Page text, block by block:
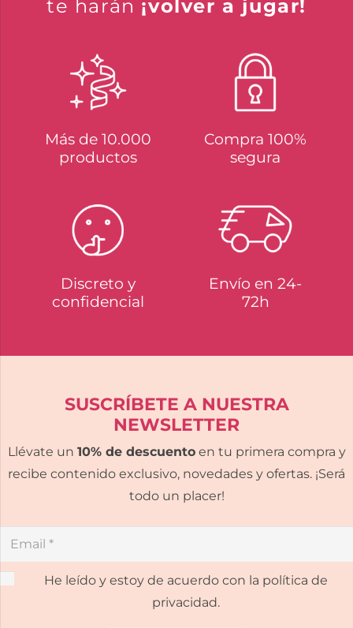
te harán ¡volver a jugar!
Más de 10.000
productos
Compra 100%
segura
Discreto y
confidencial
Envío en 24-
72h
SUSCRÍBETE A NUESTRA
NEWSLETTER
Llévate un 10% de descuentoen tu primera compra y
recibe contenido exclusivo, novedades y ofertas. ¡Será
todo un placer!
He leído y estoy de acuerdo con la política de
privacidad.